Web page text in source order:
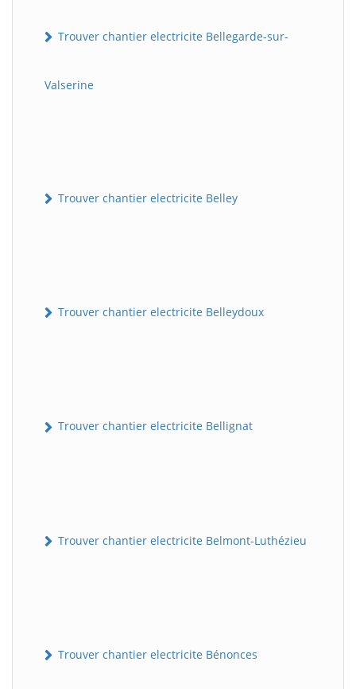
Trouver chantier electricite Bellegarde-sur-
Valserine
Trouver chantier electricite Belley
Trouver chantier electricite Belleydoux
Trouver chantier electricite Bellignat
Trouver chantier electricite Belmont-Luthézieu
Trouver chantier electricite Bénonces